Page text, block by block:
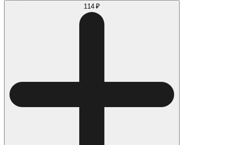
114 ₽